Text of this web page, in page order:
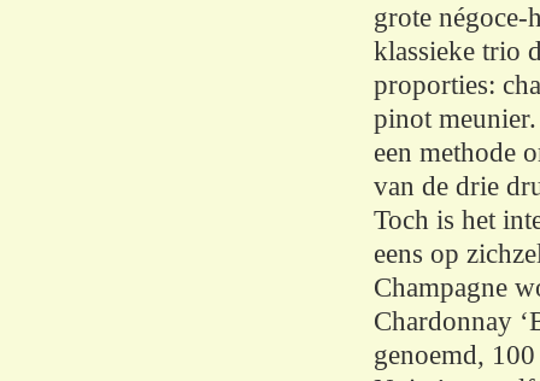
grote négoce-
klassieke trio
proporties:
pinot
een methode
van de drie
Toch is het
eens op
Champagne
Chardonnay
genoemd,